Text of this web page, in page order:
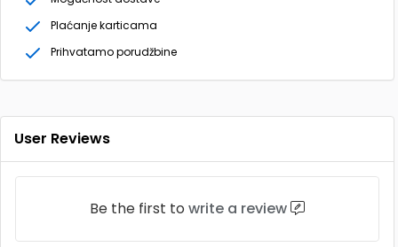
Plaćanje karticama
Prihvatamo porudžbine
User Reviews
Be the first to write a review